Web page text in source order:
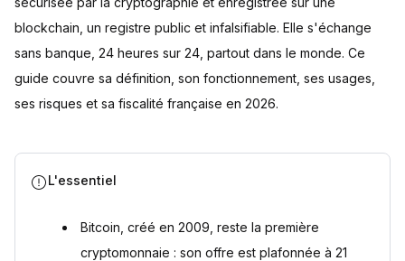
blockchain, un registre public et infalsifiable. Elle s'échange
sans banque, 24 heures sur 24, partout dans le monde. Ce
guide couvre sa définition, son fonctionnement, ses usages,
ses risques et sa fiscalité française en 2026.
L'essentiel
Bitcoin, créé en 2009, reste la première
cryptomonnaie : son offre est plafonnée à 21